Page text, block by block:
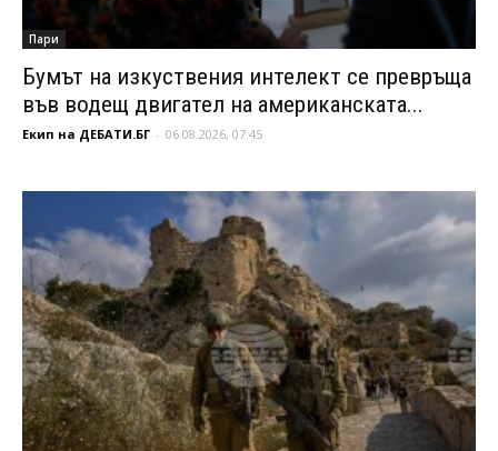
Пари
Бумът на изкуствения интелект се превръща
във водещ двигател на американската...
Екип на ДЕБАТИ.БГ - 06.08.2026, 07:45